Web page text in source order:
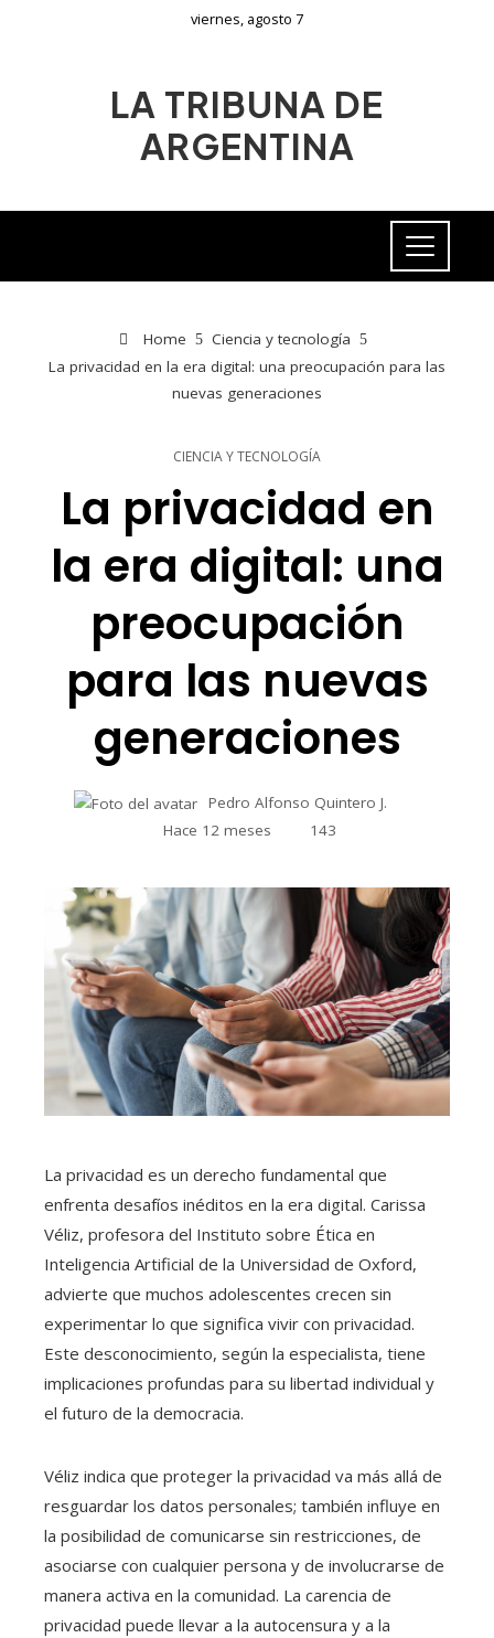
viernes, agosto 7
LA TRIBUNA DE
ARGENTINA
Home
Ciencia y tecnología
La privacidad en la era digital: una preocupación para las
nuevas generaciones
CIENCIA Y TECNOLOGÍA
La privacidad en
la era digital: una
preocupación
para las nuevas
generaciones
Pedro Alfonso Quintero J.
Hace 12 meses
143
La privacidad es un derecho fundamental que
enfrenta desafíos inéditos en la era digital. Carissa
Véliz, profesora del Instituto sobre Ética en
Inteligencia Artificial de la Universidad de Oxford,
advierte que muchos adolescentes crecen sin
experimentar lo que significa vivir con privacidad.
Este desconocimiento, según la especialista, tiene
implicaciones profundas para su libertad individual y
el futuro de la democracia.
Véliz indica que proteger la privacidad va más allá de
resguardar los datos personales; también influye en
la posibilidad de comunicarse sin restricciones, de
asociarse con cualquier persona y de involucrarse de
manera activa en la comunidad. La carencia de
privacidad puede llevar a la autocensura y a la